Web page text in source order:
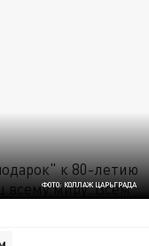
ФОТО: КОЛЛАЖ ЦАРЬГРАДА